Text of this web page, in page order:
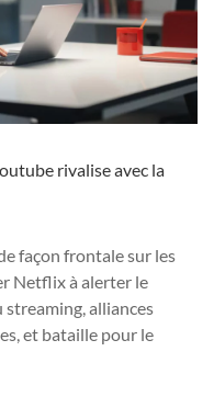
rivalise avec la
façon frontale sur les
Netflix à alerter le
streaming, alliances
et bataille pour le